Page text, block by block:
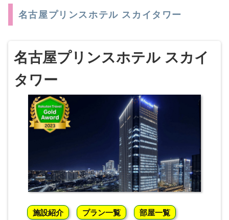
名古屋プリンスホテル スカイタワー
名古屋プリンスホテル スカイ
タワー
施設紹介 プラン一覧 部屋一覧